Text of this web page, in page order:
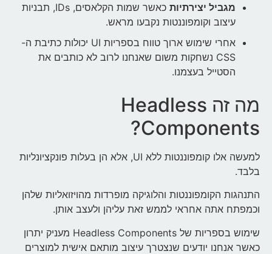
מגביל יצירתיות
כאשר שמות הקלאסים, IDs, תבניות
עיצוב וקומפוננטות נקבעו מראש.
אחרי שימוש ארוך טווח בספריות UI יכולות כתיבת ה-
CSS נשחקות משום שאנחנו לרוב לא כותבים את
הסטייל בעצמנו.
מה זה Headless
Components?
למעשה אלו קומפוננטות ללא UI, אלא הן בעלות פונקציונליות
בלבד.
התנהגות הקומפוננטות והלוגיקה מופרדות מהויזואליות שלהן
וכמפתח אתה אחראי לממש זאת עליהן ולעצב אותן.
שימוש בספריות של Headless Components מעניק יתרון
כאשר אנחנו יודעים שנצטרך עיצוב מותאם אישית למוצרים